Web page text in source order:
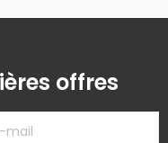
offres